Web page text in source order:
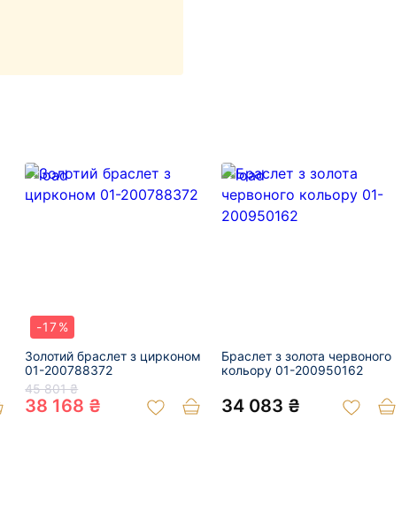
-17%
Золотий браслет з цирконом
01-200788372
45 801 ₴
38 168 ₴
Браслет з золота червоного
кольору 01-200950162
34 083 ₴